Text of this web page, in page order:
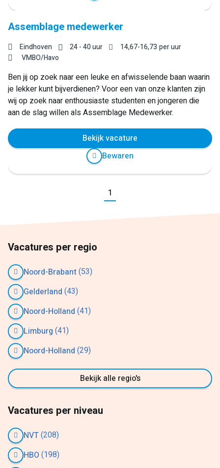
Assemblage medewerker
Eindhoven 24 - 40 uur 14,67-16,73 per uur
VMBO/Havo
Ben jij op zoek naar een leuke en afwisselende baan waarin
je lekker kunt bijverdienen? Voor een van onze klanten zijn
wij op zoek naar enthousiaste studenten en jongeren die
aan de slag willen als Assemblage Medewerker.
Bekijk vacature
Bewaren
Vorige
1
Vacatures per regio
Noord-Brabant(53)
Gelderland (43)
Noord-Holland (41)
Limburg (41)
Noord-Holland (29)
Bekijk alle regio's
Vacatures per niveau
NVT(208)
HBO (198)